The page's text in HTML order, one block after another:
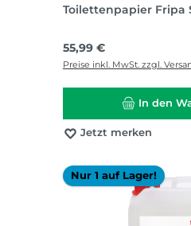
Toilettenpapier Fripa
Regulärer Preis:
55,99 €
Preise inkl. MwSt. zzgl.
In den
Jetzt merken
Nur 1 auf Lager!